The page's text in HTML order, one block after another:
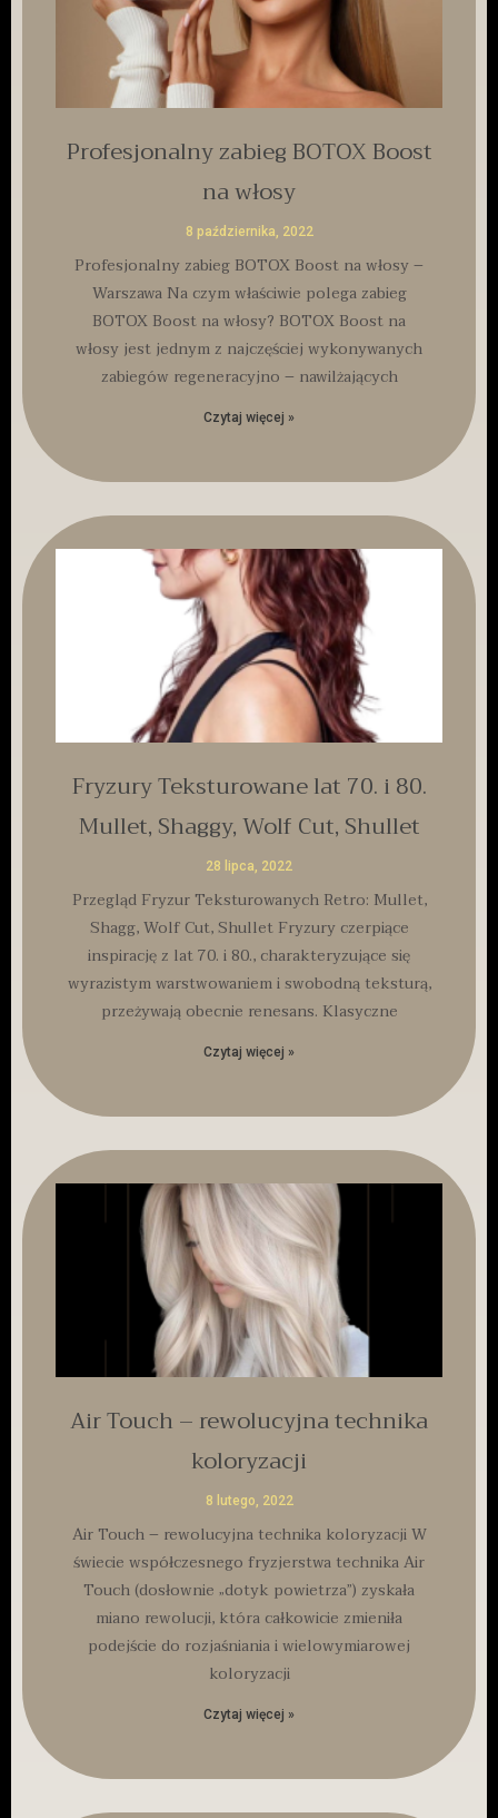
Profesjonalny zabieg BOTOX Boost
na włosy
8 października, 2022
Profesjonalny zabieg BOTOX Boost na włosy –
Warszawa Na czym właściwie polega zabieg
BOTOX Boost na włosy? BOTOX Boost na
włosy jest jednym z najczęściej wykonywanych
zabiegów regeneracyjno – nawilżających
Czytaj więcej »
Fryzury Teksturowane lat 70. i 80.
Mullet, Shaggy, Wolf Cut, Shullet
28 lipca, 2022
Przegląd Fryzur Teksturowanych Retro: Mullet,
Shagg, Wolf Cut, Shullet Fryzury czerpiące
inspirację z lat 70. i 80., charakteryzujące się
wyrazistym warstwowaniem i swobodną teksturą,
przeżywają obecnie renesans. Klasyczne
Czytaj więcej »
Air Touch – rewolucyjna technika
koloryzacji
8 lutego, 2022
Air Touch – rewolucyjna technika koloryzacji W
świecie współczesnego fryzjerstwa technika Air
Touch (dosłownie „dotyk powietrza”) zyskała
miano rewolucji, która całkowicie zmieniła
podejście do rozjaśniania i wielowymiarowej
koloryzacji
Czytaj więcej »